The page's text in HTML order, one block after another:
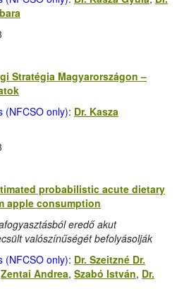
Stratégia Magyarországon –
(NFCSO only): Dr. Kasza
probabilistic acute dietary
apple consumption
eredő akut
valószínűségét befolyásolják
(NFCSO only): Dr. Szeitzné Dr.
Zentai Andrea, Szabó István, Dr.